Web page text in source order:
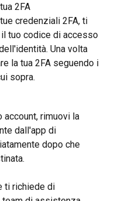
2FA
credenziali 2FA, ti
tuo codice di accesso
Una volta
la tua 2FA seguendo i
sopra.
rimuovi la
dall'app di
dopo che
ti richiede di